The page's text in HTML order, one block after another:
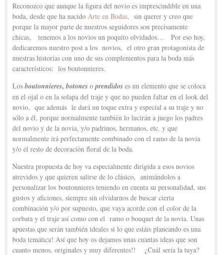
Reconozco que aunque la figura del novio es imprescindible en una
boda, desde que ha nacido Arte en Bodas, sin querer y creo que
porque la mayor parte de nuestros seguidores son precisamente
chicas, tenemos a los novios un poquito olvidados… Por eso hoy,
dedicaremos nuestro post a los novios, el otro gran protagonista de
nuestras historias con uno de sus complementos para la boda más
característicos: los boutonnieres.
Los boutonnieres, botones o prendidos es un elemento que se coloca
en el ojal o en la solapa del traje y que no pueden faltar en el look del
novio, que además le dará un toque extra y especial a su traje y no
sólo a él, porque normalmente también lo lucirán a juego los padres
del novio y de la novia, y/o padrinos, hermanos, etc. y que
normalmente irá perfectamente combinado con el ramo de la novia
y/o el resto de decoración floral de la boda.
Nuestra propuesta de hoy va especialmente dirigida a esos novios
atrevidos y que quieren salirse de lo clásico, animándolos a
personalizar los boutonnieres teniendo en cuenta su personalidad, sus
gustos y aficiones, siempre sin olvidarnos de buscar cierta
combinación y/o por supuesto, que vaya acorde con el color de la
corbata y el traje así como con el ramo o bouquet de la novia. Unas
apuestas que serán también ideales si lo que estáis planeando es una
boda temática! Así que hoy os dejamos unas cuantas ideas que son
cuanto menos, originales y muy diferentes!! ¿Cuál sería la tuya?